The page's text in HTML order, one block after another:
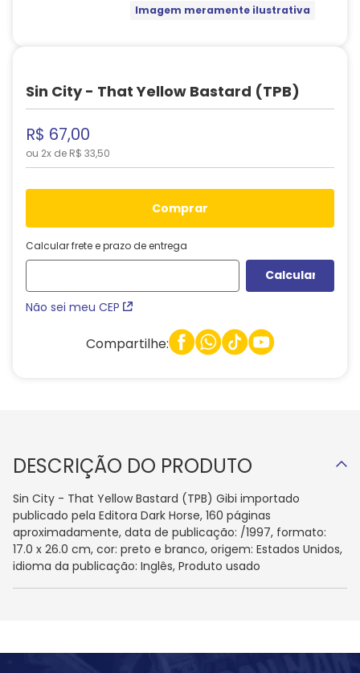
Imagem meramente ilustrativa
Sin City - That Yellow Bastard (TPB)
R$ 67,00
ou 2x de R$ 33,50
comprar
Calcular frete e prazo de entrega
Não sei meu CEP
Compartilhe:
DESCRIÇÃO DO PRODUTO
Sin City - That Yellow Bastard (TPB) Gibi importado
publicado pela Editora Dark Horse, 160 páginas
aproximadamente, data de publicação: /1997, formato:
17.0 x 26.0 cm, cor: preto e branco, origem: Estados Unidos,
idioma da publicação: Inglês, Produto usado